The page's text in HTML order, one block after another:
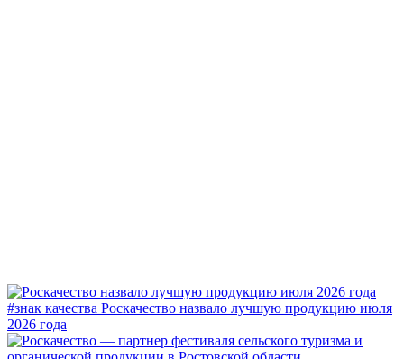
#знак качества Роскачество назвало лучшую продукцию июля
2026 года